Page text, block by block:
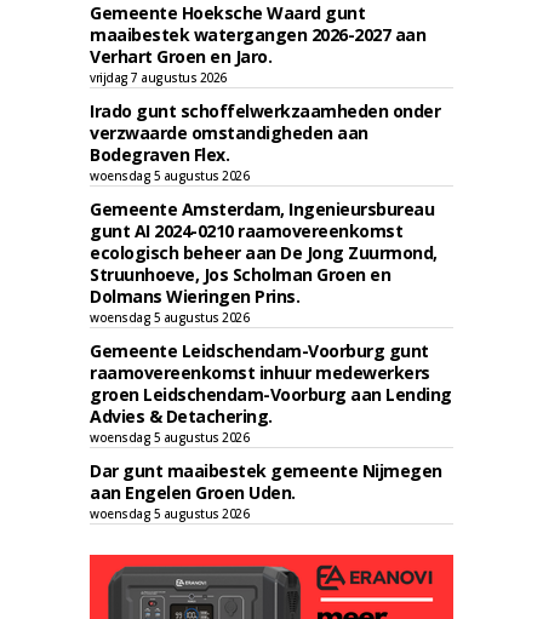
Gemeente Hoeksche Waard gunt
maaibestek watergangen 2026-2027 aan
Verhart Groen en Jaro.
vrijdag 7 augustus 2026
Irado gunt schoffelwerkzaamheden onder
verzwaarde omstandigheden aan
Bodegraven Flex.
woensdag 5 augustus 2026
Gemeente Amsterdam, Ingenieursbureau
gunt AI 2024-0210 raamovereenkomst
ecologisch beheer aan De Jong Zuurmond,
Struunhoeve, Jos Scholman Groen en
Dolmans Wieringen Prins.
woensdag 5 augustus 2026
Gemeente Leidschendam-Voorburg gunt
raamovereenkomst inhuur medewerkers
groen Leidschendam-Voorburg aan Lending
Advies & Detachering.
woensdag 5 augustus 2026
Dar gunt maaibestek gemeente Nijmegen
aan Engelen Groen Uden.
woensdag 5 augustus 2026